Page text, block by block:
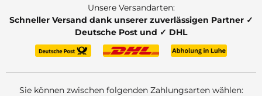
Unsere Versandarten:
Schneller Versand dank unserer zuverlässigen Partner ✓
Deutsche Post und ✓ DHL
Sie können zwischen folgenden Zahlungsarten wählen: